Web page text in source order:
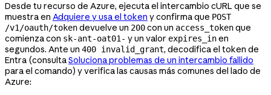
Desde tu recurso de Azure, ejecuta el intercambio cURL que se
muestra en Adquiere y usa el token y confirma que POST
/v1/oauth/tokendevuelve un 200con un access_tokenque
comienza con sk-ant-oat01- y un valor expires_inen
segundos. Ante un 400 invalid_grant, decodifica el token de
Entra (consultaSoluciona problemas de un intercambio fallido
para el comando) y verifica las causas más comunes del lado de
Azure: